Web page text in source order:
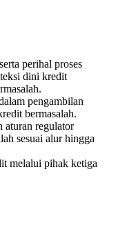
perihal proses
dini kredit
pengambilan
bermasalah.
aturan regulator
sesuai alur hingga
melalui pihak ketiga